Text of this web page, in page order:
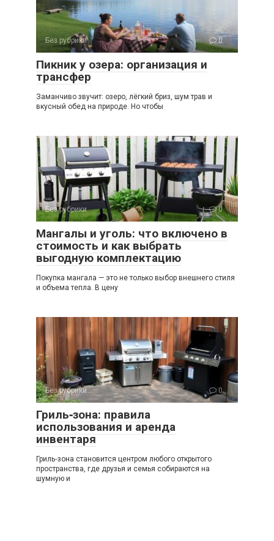
Без рубрики 0
Пикник у озера: организация и
трансфер
Заманчиво звучит: озеро, лёгкий бриз, шум трав и
вкусный обед на природе. Но чтобы
Без рубрики 0
Мангалы и уголь: что включено в
стоимость и как выбрать
выгодную комплектацию
Покупка мангала — это не только выбор внешнего стиля
и объема тепла. В цену
Без рубрики 0
Гриль‑зона: правила
использования и аренда
инвентаря
Гриль‑зона становится центром любого открытого
пространства, где друзья и семья собираются на
шумную и